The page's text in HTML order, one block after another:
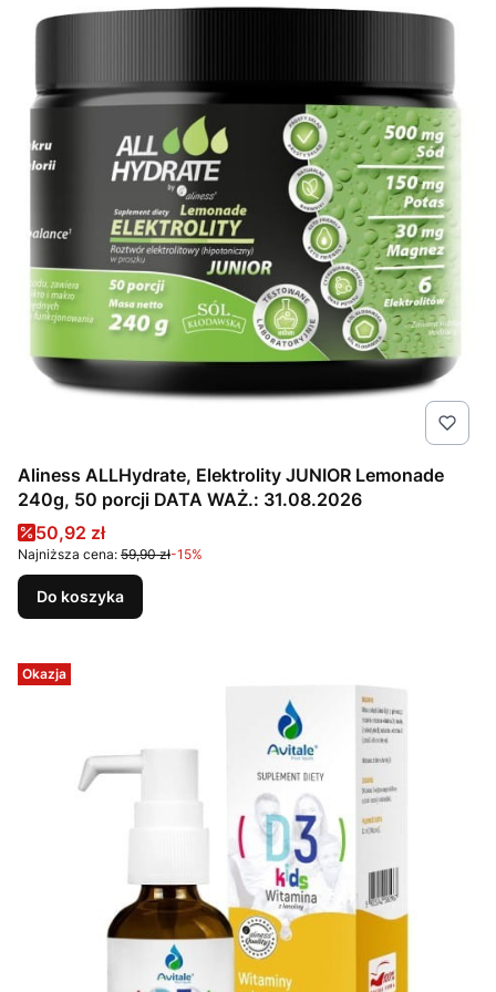
Aliness ALLHydrate, Elektrolity JUNIOR Lemonade
240g, 50 porcji DATA WAŻ.: 31.08.2026
Cena promocyjna
50,92 zł
Najniższa cena: 59,90 zł-15%
Do koszyka
Okazja